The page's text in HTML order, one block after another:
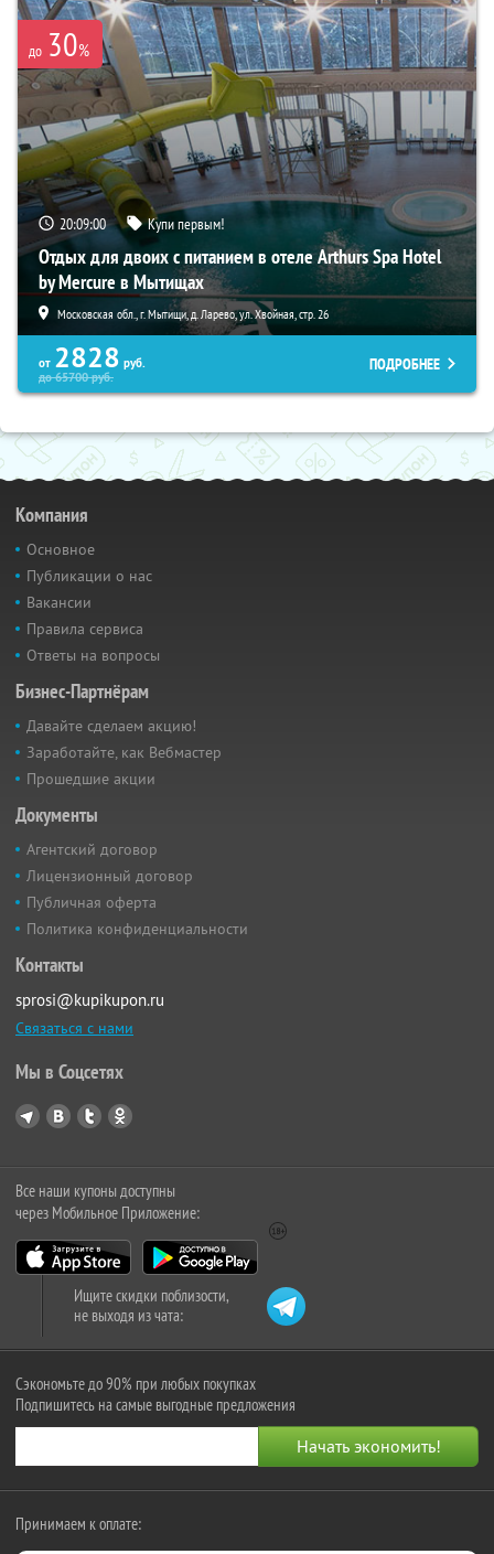
до 30%
20:08:59 Купи первым!
Отдых для двоих с питанием в отеле Arthurs Spa Hotel
by Mercure в Мытищах
Московская обл., г. Мытищи, д. Ларево, ул. Хвойная, стр. 26
от 2828 руб.
до65700руб.
ПОДРОБНЕЕ
Компания
Основное
Публикации о нас
Вакансии
Правила сервиса
Ответы на вопросы
Бизнес-Партнёрам
Давайте сделаем акцию!
Заработайте, как Вебмастер
Прошедшие акции
Документы
Агентский договор
Лицензионный договор
Публичная оферта
Политика конфиденциальности
Контакты
sprosi@kupikupon.ru
Связаться с нами
Мы в Соцсетях
Все наши купоны доступны
через Мобильное Приложение:
Ищите скидки поблизости,
не выходя из чата:
Сэкономьте до 90% при любых покупках
Подпишитесь на самые выгодные предложения
Принимаем к оплате: